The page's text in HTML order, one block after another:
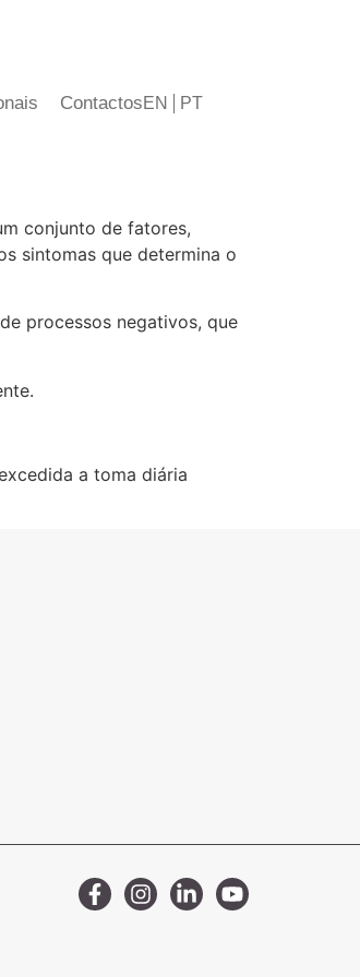
ContactosEN PT
conjunto de fatores,
sintomas que determina o
processos negativos, que
a toma diária